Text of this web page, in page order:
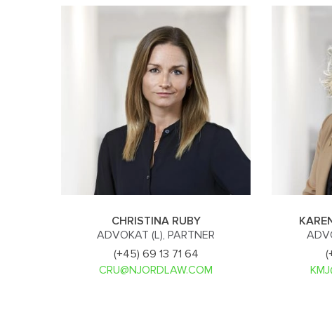
CHRISTINA RUBY
ADVOKAT (L), PARTNER
(+45) 69 13 71 64
CRU@NJORDLAW.COM